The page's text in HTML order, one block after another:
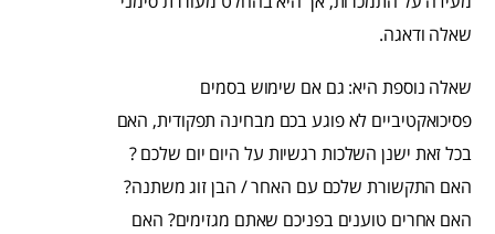
שאלה ודאגה.
שאלה נוספת היא: גם אם שימוש בסמים
פסיכואקטיביים לא פוגע בכם מבחינה תפקודית, האם
בכל זאת ישנן השלכות רגשיות על היום יום שלכם ?
האם התקשורת שלכם עם האחר / הבן זוג משתנה?
האם אחרים טוענים בפניכם שאתם מגזימים? האם